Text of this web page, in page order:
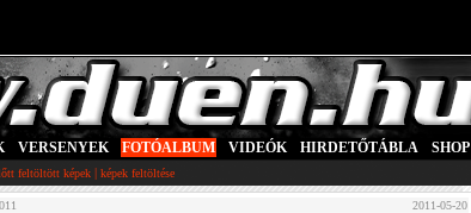
VERSENYEK FOTÓALBUM VIDEÓK HIRDETŐTÁBLA SHOP
feltöltött képek | képek feltöltése
2011-05-20